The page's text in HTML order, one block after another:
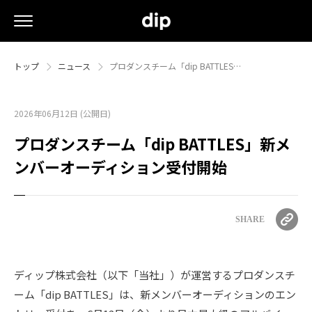
トップ ニュース プロダンスチーム「dip BATTLES…
2026年06月12日 (公開日)
プロダンスチーム「dip BATTLES」新メ
ンバーオーディション受付開始
SHARE
ディップ株式会社（以下「当社」）が運営するプロダンスチ
ーム「dip BATTLES」は、新メンバーオーディションのエン